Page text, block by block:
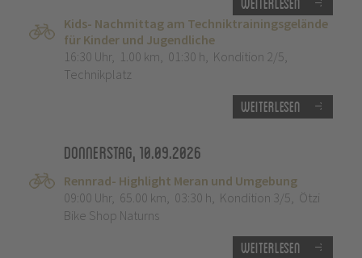
Kids- Nachmittag am Techniktrainingsgelände
für Kinder und Jugendliche
16:30 Uhr, 1.00 km, 01:30 h, Kondition 2/5,
Technikplatz
Weiterlesen
Donnerstag, 10.09.2026
Rennrad- Highlight Meran und Umgebung
09:00 Uhr, 65.00 km, 03:30 h, Kondition 3/5, Ötzi
Bike Shop Naturns
Weiterlesen